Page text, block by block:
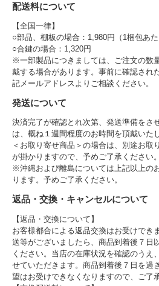
配送料について
【全国一律】
○部品、棚板の場合：1,980円（1梱包あ
○合鍵の場合：1,320円
※一部製品につきましては、ご注文の数
戴する場合があります。事前に確認され
記メールアドレスよりご相談ください。
発送について
決済完了が確認とれ次第、発送準備をさ
は、概ね１週間程度のお時間を頂戴いた
＜お取り寄せ商品＞の場合は、別途お取
が掛かりますので、予めご了承ください。
※沖縄および離島については上記以上の
ります。予めご了承ください。
返品・交換・キャンセルについて
【返品・交換について】
お客様都合による返品交換はお受けでき
送等がございましたら、商品到着後７日
ください。当店の在庫状況を確認のうえ
せていただきます。商品到着後７日を過
望はお受けできなくなりますので、ご了